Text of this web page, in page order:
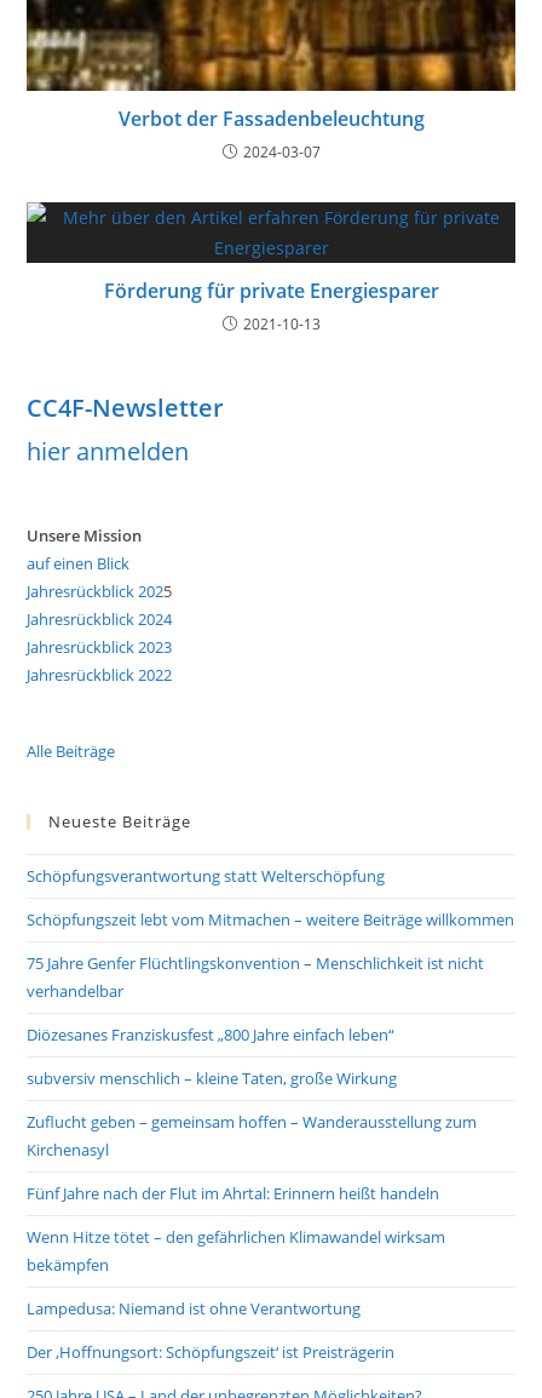
Verbot der Fassadenbeleuchtung
2024-03-07
Förderung für private Energiesparer
2021-10-13
CC4F-Newsletter
hier anmelden
Unsere Mission
auf einen Blick
Jahresrückblick 2025
Jahresrückblick 2024
Jahresrückblick 2023
Jahresrückblick 2022
Alle Beiträge
Neueste Beiträge
Schöpfungsverantwortung statt Welterschöpfung
Schöpfungszeit lebt vom Mitmachen – weitere Beiträge willkommen
75 Jahre Genfer Flüchtlingskonvention – Menschlichkeit ist nicht
verhandelbar
Diözesanes Franziskusfest „800 Jahre einfach leben“
subversiv menschlich – kleine Taten, große Wirkung
Zuflucht geben – gemeinsam hoffen – Wanderausstellung zum
Kirchenasyl
Fünf Jahre nach der Flut im Ahrtal: Erinnern heißt handeln
Wenn Hitze tötet – den gefährlichen Klimawandel wirksam
bekämpfen
Lampedusa: Niemand ist ohne Verantwortung
Der ‚Hoffnungsort: Schöpfungszeit‘ ist Preisträgerin